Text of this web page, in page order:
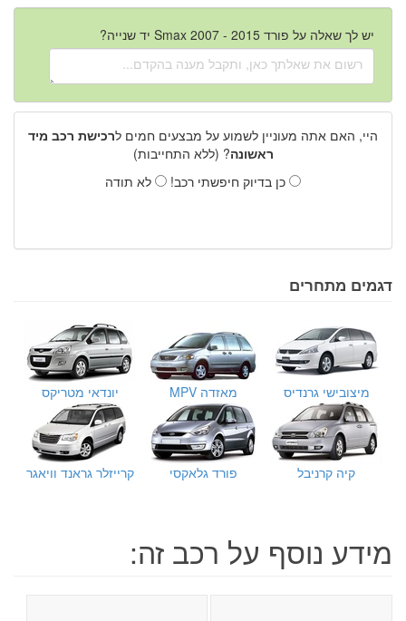
יש לך שאלה על פורד Smax 2007 - 2015 יד שנייה?
היי, האם אתה מעוניין לשמוע על מבצעים חמים לרכישת רכב מיד
ראשונה? (ללא התחייבות)
כן בדיוק חיפשתי רכב!
לא תודה
דגמים מתחרים
מיצובישי גרנדיס מאזדה MPV יונדאי מטריקס
קיה קרניבל פורד גלאקסי קרייזלר גראנד וויאגר
מידע נוסף על רכב זה: